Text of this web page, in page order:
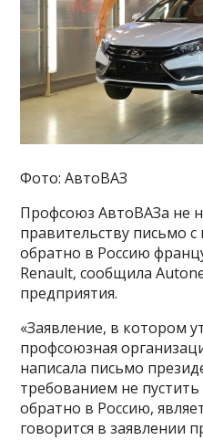
Фото: АвтоВАЗ
Профсоюз АвтоВАЗа не
правительству письмо с
обратно в Россию
Renault, сообщила
предприятия.
«Заявление, в котором
профсоюзная
написала письмо
требованием не
обратно в Россию,
говорится в заявлении